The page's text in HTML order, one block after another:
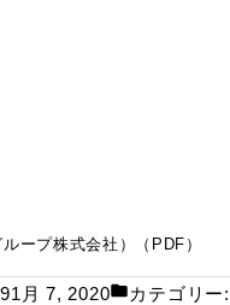
ープ株式会社）（PDF）
1月 7, 2020 カテゴリー: